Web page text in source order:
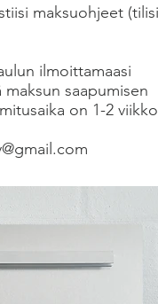
maksuohjeet
ilmoittamaasi
saapumisen
on 1-2